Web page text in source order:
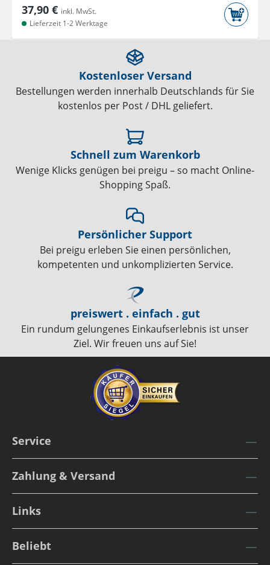
37,90 € inkl. MwSt.
Lieferzeit 1-2 Werktage
Kostenloser Versand
Bestellungen werden innerhalb Deutschlands für Sie
kostenlos per Post / DHL geliefert.
Schnell zum Warenkorb
Wenige Klicks genügen bei preigu – so macht Online-
Shopping Spaß.
Persönlicher Support
Bei preigu erleben Sie einen persönlichen,
kompetenten und unkomplizierten Service.
preiswert . einfach . gut
Ein rundum gelungenes Einkaufserlebnis ist unser
Ziel. Wir freuen uns auf Sie!
Service
Zahlung & Versand
Links
Beliebt